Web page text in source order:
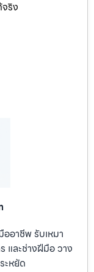
ริง
อาชีพ รับเหมา
และช่างฝีมือ วาง
ะหยัด